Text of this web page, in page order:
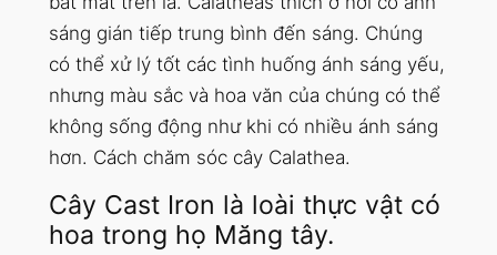
sáng gián tiếp trung bình đến sáng. Chúng
có thể xử lý tốt các tình huống ánh sáng yếu,
nhưng màu sắc và hoa văn của chúng có thể
không sống động như khi có nhiều ánh sáng
hơn. Cách chăm sóc cây Calathea.
Cây Cast Iron là loài thực vật có
hoa trong họ Măng tây.